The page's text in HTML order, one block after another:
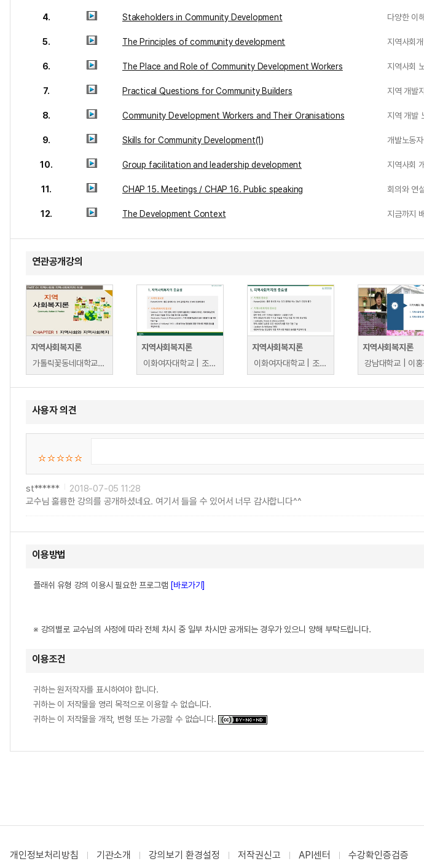
4. Stakeholders in Community Development 다양한 이
5. The Principles of community development 지역사회
6. The Place and Role of Community Development Workers 지역사회
7. Practical Questions for Community Builders 지역 개발
8. Community Development Workers and Their Oranisations 지역 개발
9. Skills for Community Development(1) 개발노동
10. Group facilitation and leadership development 지역사회
11. CHAP 15. Meetings / CHAP 16. Public speaking 회의와 연
12. The Development Context 지금까지
연관공개강의
지역사회복지론
가톨릭꽃동네대학교 | 조추용
지역사회복지론
이화여자대학교 | 조상미
지역사회복지론
이화여자대학교 | 조상미
지역사회복지론
강남대학교 | 이홍
사용자 의견
st******
2018-07-05 11:28
교수님 훌륭한 강의를 공개하셨네요. 여기서 들을 수 있어서 너무 감사합니다^^
이용방법
플래쉬 유형 강의 이용시 필요한 프로그램 [바로가기]
※ 강의별로 교수님의 사정에 따라 전체 차시 중 일부 차시만 공개되는 경우가 있으니 양해 부탁드립니다.
이용조건
귀하는 원저작자를 표시하여야 합니다.
귀하는 이 저작물을 영리 목적으로 이용할 수 없습니다.
귀하는 이 저작물을 개작, 변형 또는 가공할 수 없습니다.
개인정보처리방침 기관소개 강의보기 환경설정 저작권신고 API센터 수강확인증검증